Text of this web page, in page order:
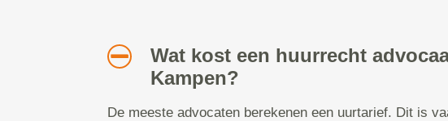
Wat kost een huurrecht
Kampen?
De meeste advocaten berekenen een uurtarief. Dit is